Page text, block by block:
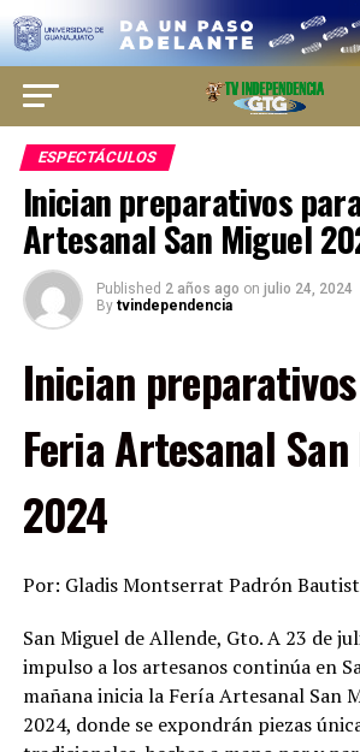
ESPECTÁCULOS
Inician preparativos
Artesanal San Miguel
Published 2 años ago on julio 24, 2024
By tvindependencia
Inician
Feria Artesanal
2024
Por: Gladis Montserrat Padrón
San Miguel de Allende, Gto. A 23 de
impulso a los artesanos continúa en
mañana inicia la Fería Artesanal San
2024, donde se expondrán piezas